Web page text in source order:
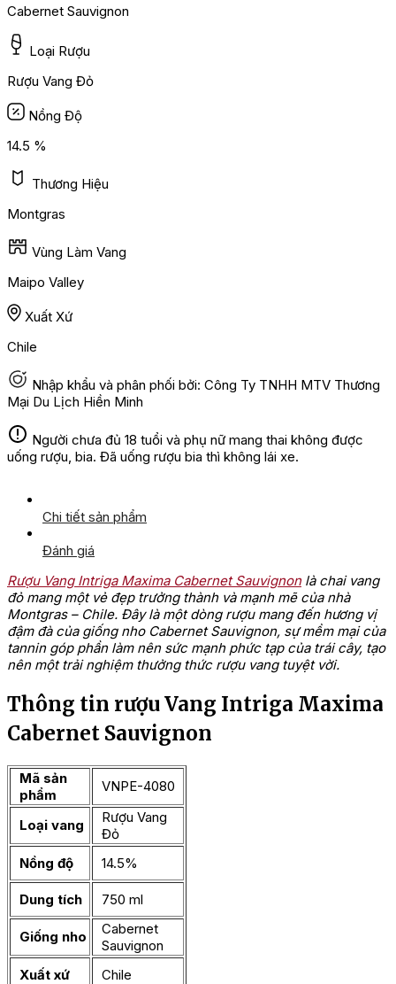
Cabernet Sauvignon
Loại Rượu
Rượu Vang Đỏ
Nồng Độ
14.5 %
Thương Hiệu
Montgras
Vùng Làm Vang
Maipo Valley
Xuất Xứ
Chile
Nhập khẩu và phân phối bởi: Công Ty TNHH MTV Thương
Mại Du Lịch Hiền Minh
Người chưa đủ 18 tuổi và phụ nữ mang thai không được
uống rượu, bia. Đã uống rượu bia thì không lái xe.
Chi tiết sản phẩm
Đánh giá
Rượu Vang Intriga Maxima Cabernet Sauvignonlà chai vang
đỏ mang một vẻ đẹp trưởng thành và mạnh mẽ của nhà
Montgras – Chile. Đây là một dòng rượu mang đến hương vị
đậm đà của giống nho Cabernet Sauvignon, sự mềm mại của
tannin góp phần làm nên sức mạnh phức tạp của trái cây, tạo
nên một trải nghiệm thưởng thức rượu vang tuyệt vời.
Thông tin rượu Vang Intriga Maxima
Cabernet Sauvignon
Mã sản
phẩm
VNPE-4080
Loại vang
Rượu Vang
Đỏ
Nồng độ
14.5%
Dung tích 750 ml
Giống nho
Cabernet
Sauvignon
Xuất xứ
Chile